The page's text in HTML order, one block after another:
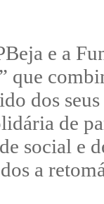
e a
que
dos
de
social e
a